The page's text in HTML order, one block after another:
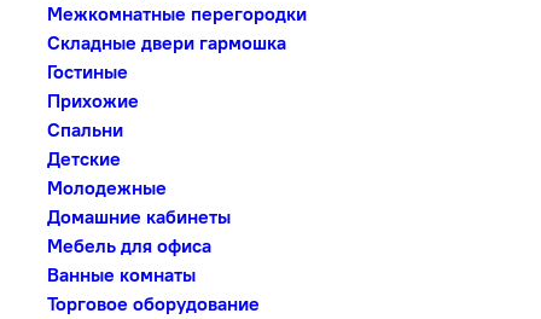
Межкомнатные перегородки
Складные двери гармошка
Гостиные
Прихожие
Спальни
Детские
Молодежные
Домашние кабинеты
Мебель для офиса
Ванные комнаты
Торговое оборудование